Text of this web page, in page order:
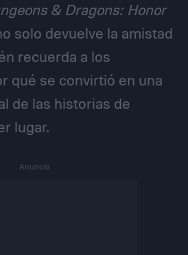
& Dragons: Honor
solo devuelve la amistad
recuerda a los
qué se convirtió en una
de las historias de
lugar.